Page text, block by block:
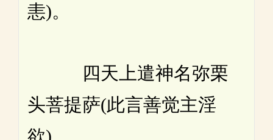
恚)。
四天上遣神名弥栗
头菩提萨(此言善觉主淫
欲)。